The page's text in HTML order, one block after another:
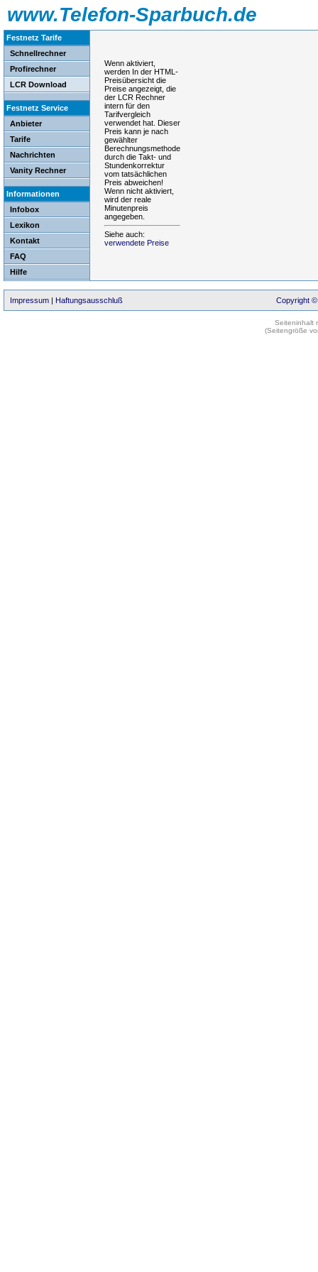
www.Telefon-Sparbuch.de
Festnetz Tarife
Schnellrechner
Profirechner
LCR Download
Festnetz Service
Anbieter
Tarife
Nachrichten
Vanity Rechner
Informationen
Infobox
Lexikon
Kontakt
FAQ
Hilfe
Wenn aktiviert,
werden In der HTML-
Preisübersicht die
Preise angezeigt, die
der LCR Rechner
intern für den
Tarifvergleich
verwendet hat. Dieser
Preis kann je nach
gewählter
Berechnungsmethode
durch die Takt- und
Stundenkorrektur
vom tatsächlichen
Preis abweichen!
Wenn nicht aktiviert,
wird der reale
Minutenpreis
angegeben.
Siehe auch:
verwendete Preise
Impressum | Haftungsausschluß Copyright ©
Seiteninhalt
(Seitengröße